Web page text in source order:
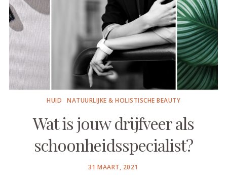
HUID NATUURLIJKE & HOLISTISCHE BEAUTY
Wat is jouw drijfveer als
schoonheids­specialist?
POSTED
31 MAART, 2021